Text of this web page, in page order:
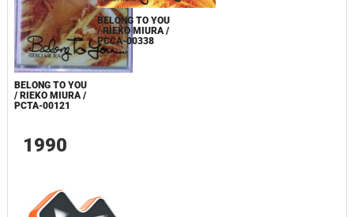
BELONG TO YOU
/ RIEKO MIURA /
PCTA-00121
BELONG TO YOU
/ RIEKO MIURA /
PCCA-00338
1990